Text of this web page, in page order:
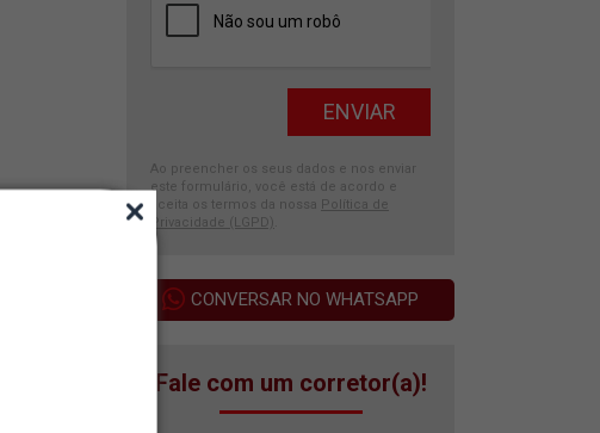
Ao preencher os seus dados e nos enviar
este formulário, você está de acordo e
aceita os termos da nossa
Política de
Privacidade (LGPD)
CONVERSAR NO WHATSAPP
Fale com um corretor(a)!